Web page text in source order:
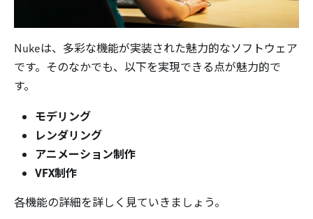
Nukeは、多彩な機能が実装された魅力的なソフトウェア
です。そのなかでも、以下を実現できる点が魅力的で
す。
モデリング
レンダリング
アニメーション制作
VFX制作
各機能の詳細を詳しく見ていきましょう。